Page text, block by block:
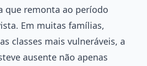
que remonta ao período
Em muitas famílias,
classes mais vulneráveis, a
ausente não apenas